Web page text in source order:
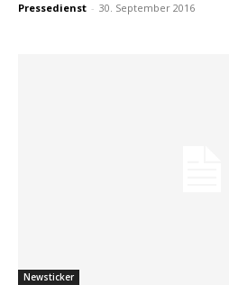
Pressedienst - 30. September 2016
Newsticker